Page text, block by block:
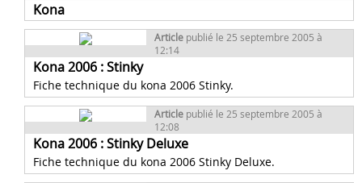
Kona
Article publié le 25 septembre 2005 à
12:14
Kona 2006 : Stinky
Fiche technique du kona 2006 Stinky.
Article publié le 25 septembre 2005 à
12:08
Kona 2006 : Stinky Deluxe
Fiche technique du kona 2006 Stinky Deluxe.